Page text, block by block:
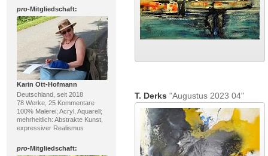
pro-Mitgliedschaft:
Karin Ott-Hofmann
Deutschland, seit 2018
78 Werke, 25 Kommentare
100% Malerei; Acryl, Aquarell;
mehrheitlich: Abstrakte Kunst,
expressiver Realismus
pro-Mitgliedschaft:
T. Derks "Augustus 2023 04"